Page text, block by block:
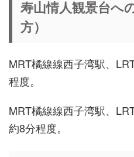
寿山情人観景台へ
方）
MRT橘線線西子湾駅、
程度。
MRT橘線線西子湾駅、
約8分程度。